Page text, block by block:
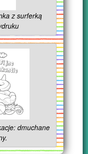
z surferką
dmuchane